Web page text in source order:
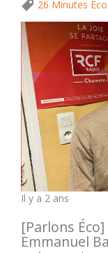
26 Minutes Éco
Il y a 2 ans
[Parlons
Emmanuel